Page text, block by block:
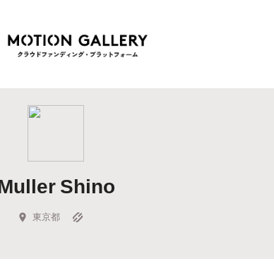
Highlight
Feature
キュレーターから探す
Shino
東京都